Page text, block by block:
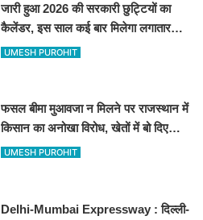
जारी हुआ 2026 की सरकारी छुट्टियों का
कैलेंडर, इस साल कई बार मिलेगा लगातार
अवकाश, देखें
UMESH PUROHIT
फसल बीमा मुआवजा न मिलने पर राजस्थान में
किसान का अनोखा विरोध, खेतों में बो दिए
500-500 रुपए के नोट, वीडियो वायरल
UMESH PUROHIT
Delhi-Mumbai Expressway : दिल्ली-